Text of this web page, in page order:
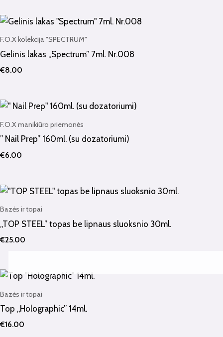
F.O.X kolekcija "SPECTRUM"
Gelinis lakas „Spectrum” 7ml. Nr.008
€8.00
F.O.X manikiūro priemonės
” Nail Prep” 160ml. (su dozatoriumi)
€6.00
Bazės ir topai
„TOP STEEL” topas be lipnaus sluoksnio 30ml.
€25.00
Bazės ir topai
Top „Holographic” 14ml.
€16.00